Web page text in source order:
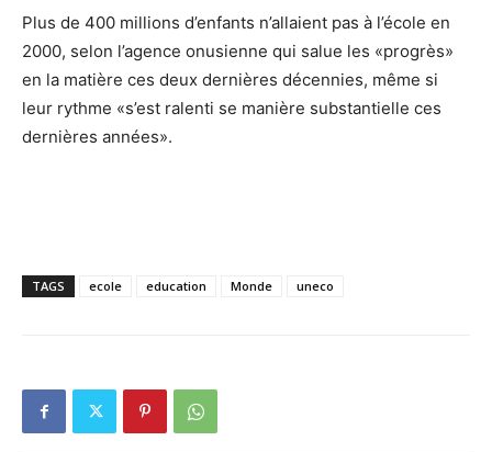
Plus de 400 millions d’enfants n’allaient pas à l’école en
2000, selon l’agence onusienne qui salue les «progrès»
en la matière ces deux dernières décennies, même si
leur rythme «s’est ralenti se manière substantielle ces
dernières années».
TAGS ecole education Monde uneco